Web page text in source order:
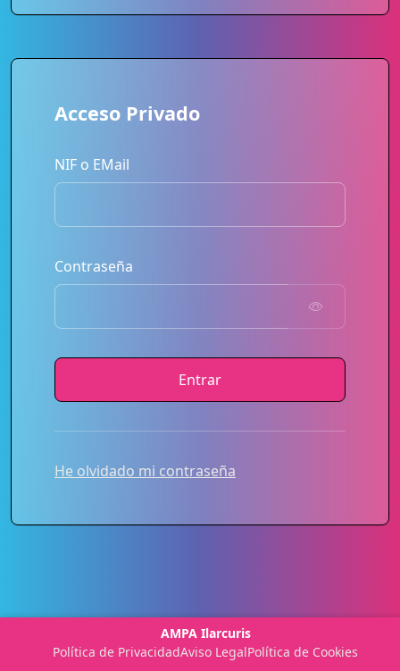
Acceso Privado
NIF o EMail
Contraseña
Entrar
He olvidado mi contraseña
AMPA Ilarcuris
Política de PrivacidadAviso LegalPolítica de Cookies